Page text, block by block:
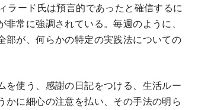
ラード氏は預言的であったと確信するに
常に強調されている。毎週のように、
が、何らかの特定の実践法についての
使う、感謝の日記をつける、生活ルー
に細心の注意を払い、その手法の明ら